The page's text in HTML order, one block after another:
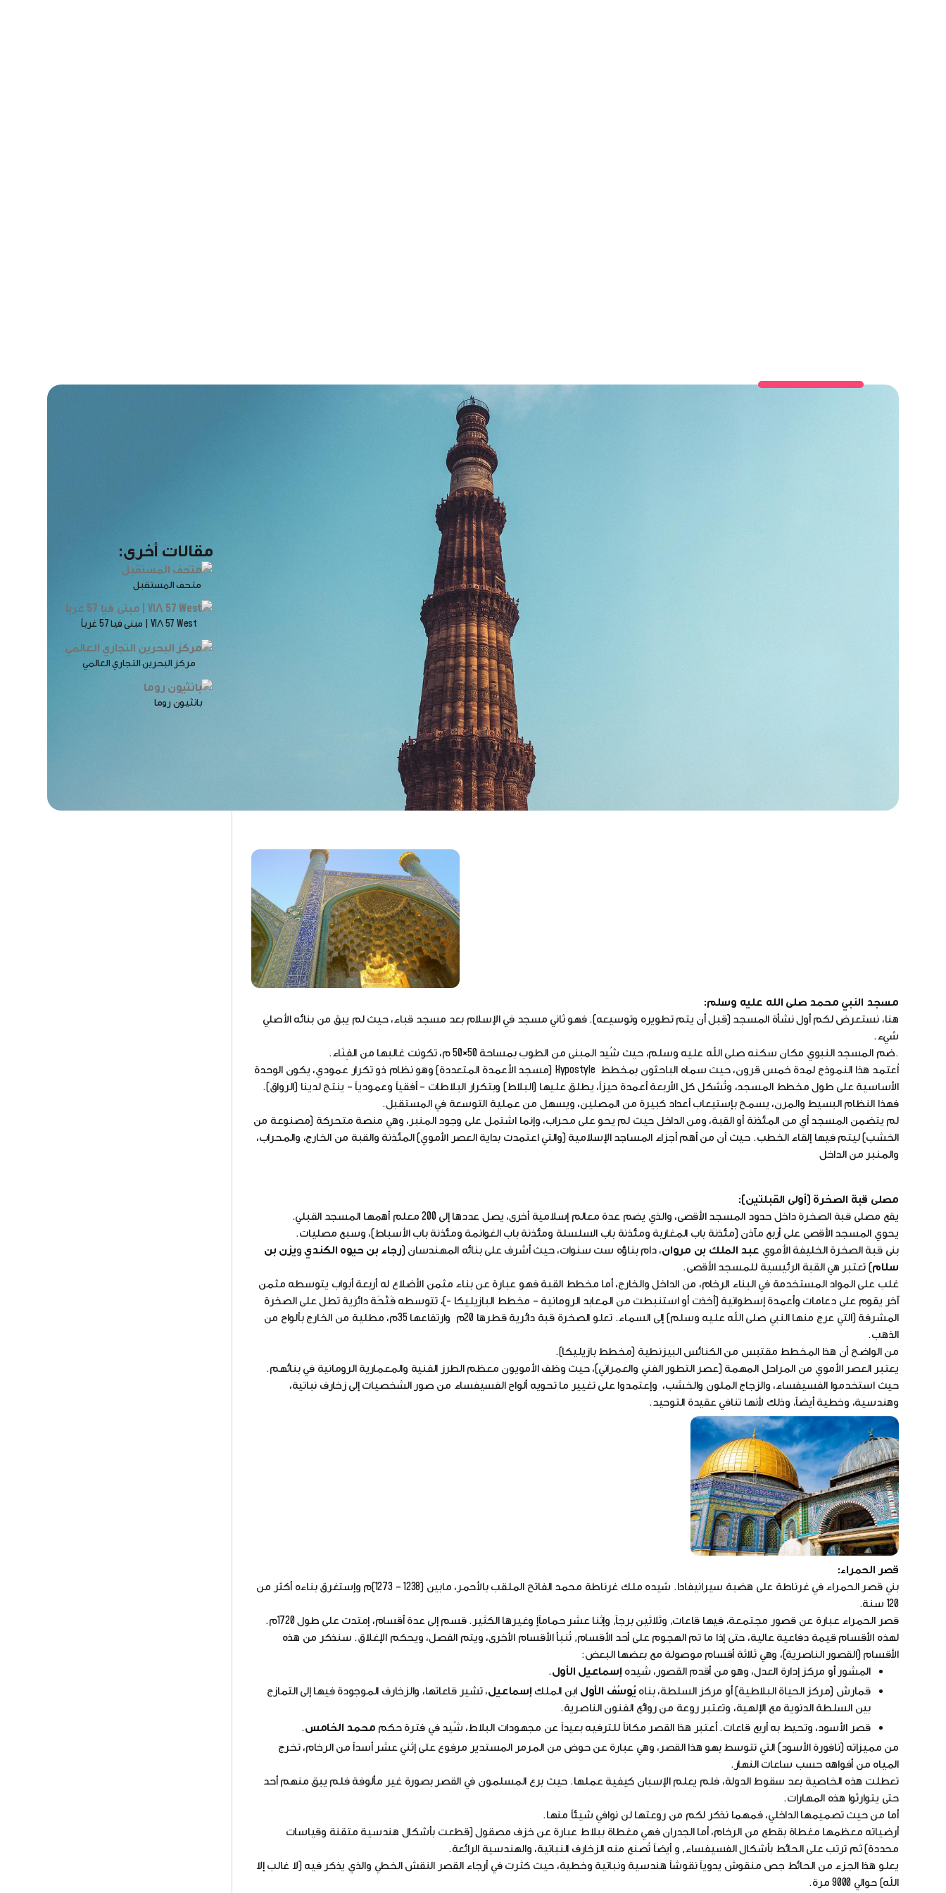
مسجد النبي محمد صلى الله عليه وسلم:
هنا، نستعرض لكم أول نشأة المسجد (قبل أن يتم تطويره وتوسيعه). فهو ثاني مسجد في الإسلام بعد مسجد قباء، حيث لم يبق من بنائه الأصلي
شيء.
.ضم المسجد النبوي مكان سكنه صلى الله عليه وسلم، حيث شُيد المبنى من الطوب بمساحة 50×50 م، تكونت غالبها من الفِنَاء.
اُعتمد هذا النموذج لمدة خمس قرون، حيث سماه الباحثون بمخطط Hypostyle (مسجد الأعمدة المتعددة) وهو نظام ذو تكرار عمودي، يكون الوحدة
الأساسية على طول مخطط المسجد، وتُشكل كل الأربعة أعمدة حيزاً، يطلق عليها (البلاط) وبتكرار البلاطات – أفقياً وعمودياً – ينتج لدينا (الرواق).
فهذا النظام البسيط والمرن، يسمح بإستيعاب أعداد كبيرة من المصلين، ويسهل من عملية التوسعة في المستقبل.
لم يتضمن المسجد أي من المئذنة أو القبة، ومن الداخل حيث لم يحوِ على محراب، وإنما اشتمل على وجود المنبر، وهي منصة متحركة (مصنوعة من
الخشب) ليتم فيها إلقاء الخطب. حيث أن من أهم أجزاء المساجد الإسلامية (والتي اعتمدت بداية العصر الأموي) المئذنة والقبة من الخارج، والمحراب،
والمنبر من الداخل
مصلى قبة الصخرة (أولى القبلتين):
يقع مصلى قبة الصخرة داخل حدود المسجد الأقصى، والذي يضم عدة معالم إسلامية أخرى، يصل عددها إلى 200 معلم أهمها المسجد القبلي.
يحوي المسجد الأقصى على أربع مآذن (مئذنة باب المغاربة ومئذنة باب السلسلة ومئذنة باب الغوانمة ومئذنة باب الأسباط)، وسبع مصليات.
بنى قبة الصخرة الخليفة الأموي عبد الملك بن مروان، دام بناؤه ست سنوات، حيث أشرف على بنائه المهندسان (رجاء بن حيوه الكنديويزن بن
سلام) تعتبر هي القبة الرئيسية للمسجد الأقصى.
غلب على المواد المستخدمة في البناء الرخام، من الداخل والخارج، أما مخطط القبة فهو عبارة عن بناء مثمن الأضلاع له أربعة أبواب يتوسطه مثمن
آخر يقوم على دعامات وأعمدة إسطوانية (أخذت أو استنبطت من المعابد الرومانية – مخطط البازيليكا -)، تتوسطه فَتْحَة دائرية تطل على الصخرة
المشرفة (التي عرج منها النبي صلى الله عليه وسلم) إلى السماء. تعلو الصخرة قبة دائرية قطرها 20م وارتفاعها 35م، مطلية من الخارج بألواح من
الذهب.
من الواضح أن هذا المخطط مقتبس من الكنائس البيزنطية (مخطط بازيليكا).
يعتبر العصر الأموي من المراحل المهمة (عصر التطور الفني والعمراني)، حيث وظف الأمويون معظم الطرز الفنية والمعمارية الرومانية في بنائهم.
حيث استخدموا الفسيفساء، والزجاج الملون والخشب، وإعتمدوا على تغيير ما تحويه ألواح الفسيفساء من صور الشخصيات إلى زخارف نباتية،
وهندسية، وخطية أيضاً، وذلك لأنها تنافي عقيدة التوحيد.
قصر الحمراء:
بني قصر الحمراء في غرناطة على هضبة سيرانيفادا. شيده ملك غرناطة محمد الفاتح الملقب بالأحمر، مابين (1238 – 1273)م وإستغرق بناءه أكثر من
120 سنة.
قصر الحمراء عبارة عن قصور مجتمعة، فيها قاعات, وثلاثين برجاً, وإثنا عشر حماماًإ وغيرها الكثير. قسم إلى عدة أقسام، إمتدت على طول 1720م.
لهذه الأقسام قيمة دفاعية عالية، حتى إذا ما تم الهجوم على أحد الأقسام, تُنبأ الأقسام الأخرى، ويتم الفصل، ويحكم الإغلاق. سنذكر من هذه
الأقسام (القصور الناصرية)، وهي ثلاثة أقسام موصولة مع بعضها البعض:
المشور أو مركز إدارة العدل، وهو من أقدم القصور، شيده إسماعيل الأول.
قمارش (مركز الحياة البلاطية) أو مركز السلطة، بناه يُوسُف الأول ابن الملك إسماعيل، تشير قاعاتها، والزخارف الموجودة فيها إلى التمازج
بين السلطة الدنوية مع الإلهية، وتعتبر روعة من روائع الفنون الناصرية.
قصر الأسود، وتحيط به أربع قاعات. أُعتبر هذا القصر مكاناً للترفيه بعيداً عن مجهودات البلاط، شُيد في فترة حكم محمد الخامس.
من مميزاته (نافورة الأسود) التي تتوسط بهو هذا القصر، وهي عبارة عن حوض من المرمر المستدير مرفوع على إثني عشر أسداً من الرخام، تخرج
المياه من أفواهه حسب ساعات النهار.
تعطلت هذه الخاصية بعد سقوط الدولة، فلم يعلم الإسبان كيفية عملها. حيث برع المسلمون في القصر بصورة غير مألوفة فلم يبق منهم أحد
حتى يتوارثوا هذه المهارات.
أما من حيث تصميمها الداخلي، فمهما نذكر لكم من روعتها لن نوافي شيئاً منها.
أرضياته معظمها مغطاة بقطع من الرخام، أما الجدران فهي مغطاة ببلاط عبارة عن خزف مصقول (قطعت بأشكال هندسية متقنة وقياسات
محددة) ثم ترتب على الحائط بأشكال الفسيفساء, و أيضاً تُصنع منه الزخارف النباتية، والهندسية الرائعة.
يعلو هذا الجزء من الحائط جص منقوش يدوياً نقوشاً هندسية ونباتية وخطية، حيث كثرت في أرجاء القصر النقش الخطي والذي يذكر فيه (لا غالب إلا
الله) حوالي 9000 مرة.
مقالات أخرى:
متحف المستقبل
VIΛ 57 West | مبنى فيا 57 غرباً
مركز البحرين التجاري العالمي
بانثيون روما